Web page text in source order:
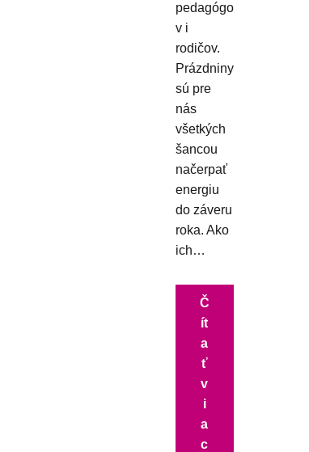
pedagógo
v i
rodičov.
Prázdniny
sú pre
nás
všetkých
šancou
načerpať
energiu
do záveru
roka. Ako
ich…
Č
ít
a
ť
v
i
a
c